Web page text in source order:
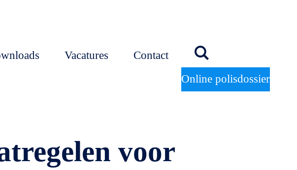
Vacatures
Contact
Online polisdossier
voor